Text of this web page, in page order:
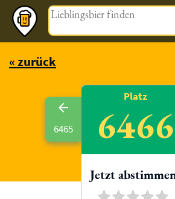
Magazin
« zurück
6465
Platz
6466
Jetzt